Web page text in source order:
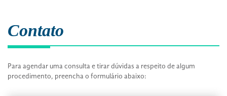
Contato
Para agendar uma consulta e tirar dúvidas a respeito de algum
procedimento, preencha o formulário abaixo: